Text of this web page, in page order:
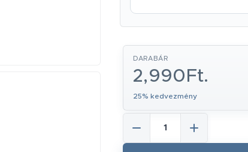
DARABÁR
2,990Ft.
25% kedvezmény